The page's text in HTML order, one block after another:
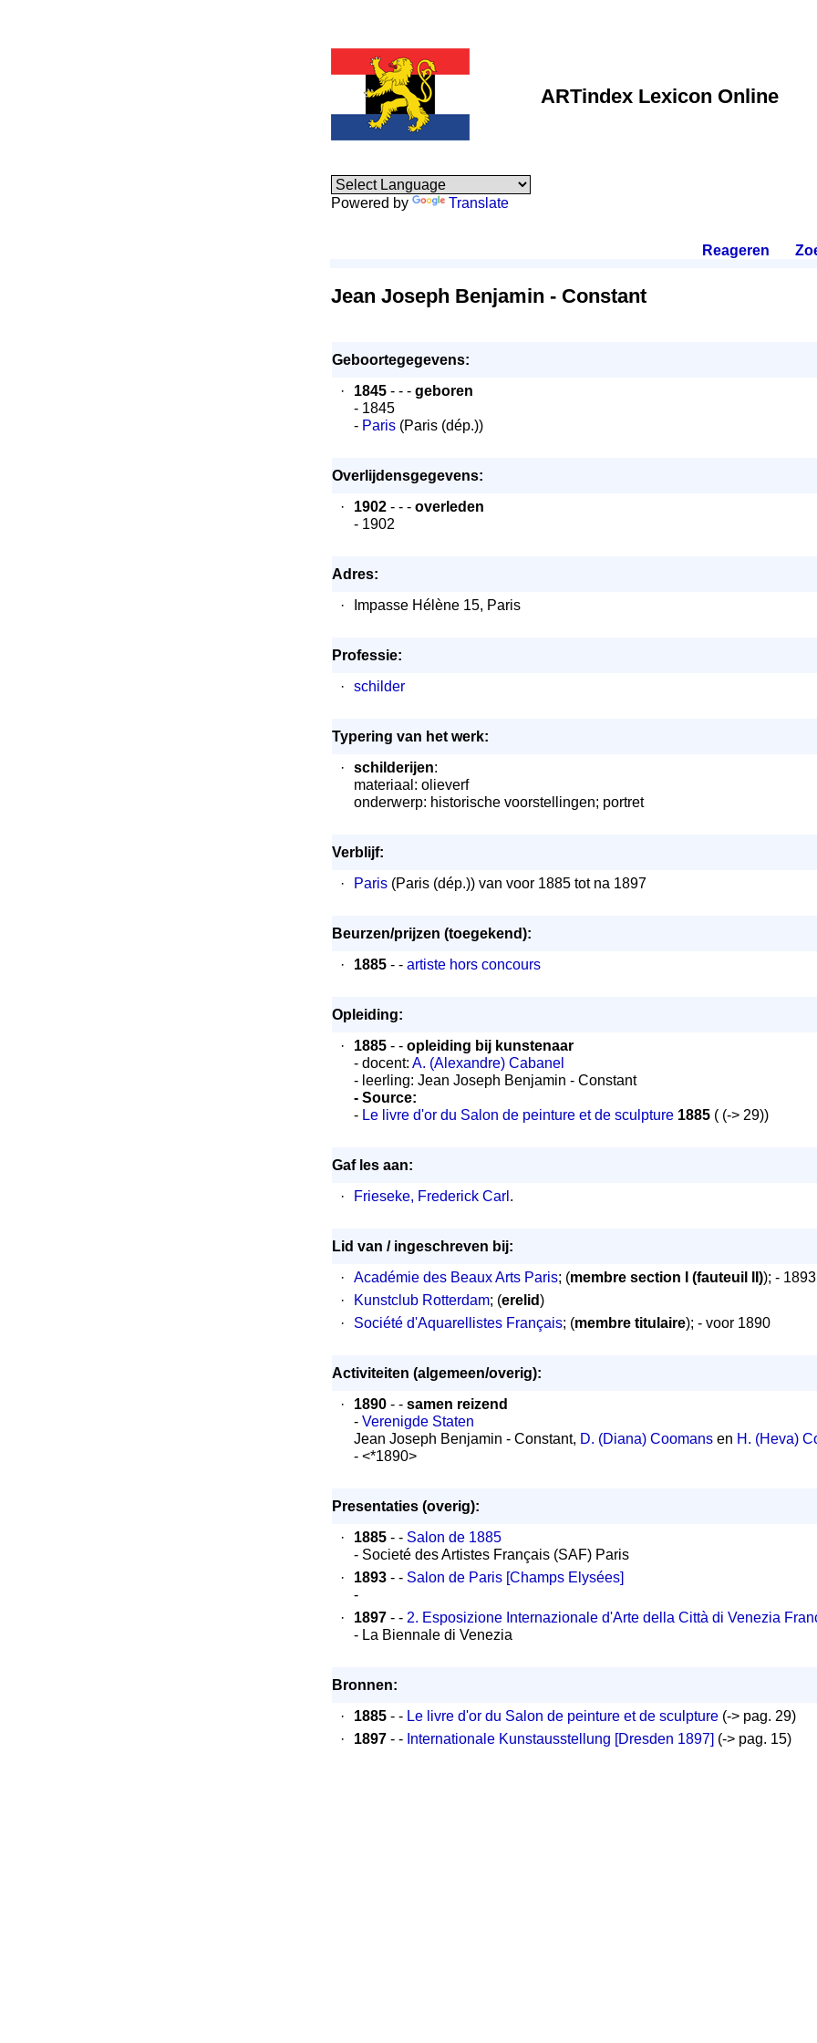
ARTindex Lexicon Online
Powered by Translate
Reageren
Jean Joseph Benjamin - Constant
Geboortegegevens:
·
1845- - - geboren
- 1845
- Paris(Paris (dép.))
Overlijdensgegevens:
·
1902- - - overleden
- 1902
Adres:
·
Impasse Hélène 15, Paris
Professie:
·
schilder
Typering van het werk:
·
schilderijen:
materiaal: olieverf
onderwerp: historische voorstellingen; portret
Verblijf:
·
Paris(Paris (dép.)) van voor 1885 tot na 1897
Beurzen/prijzen (toegekend):
·
1885- - artiste hors concours
Opleiding:
·
1885- - opleiding bij kunstenaar
- docent: A. (Alexandre) Cabanel
- leerling: Jean Joseph Benjamin - Constant
- Source:
- Le livre d'or du Salon de peinture et de sculpture 1885( (-> 29))
Gaf les aan:
·
Frieseke, Frederick Carl .
Lid van / ingeschreven bij:
·
Académie des Beaux Arts Paris; (membre section I (fauteuil II)); - 1893
·
Kunstclub Rotterdam; (erelid)
·
Société d'Aquarellistes Français; (membre titulaire); - voor 1890
Activiteiten (algemeen/overig):
·
1890- - samen reizend
- Verenigde Staten
Jean Joseph Benjamin - Constant, D. (Diana) Coomansen H. (Heva)
- <*1890>
Presentaties (overig):
·
1885- - Salon de 1885
- Societé des Artistes Français (SAF) Paris
·
1893- - Salon de Paris [Champs Elysées]
-
·
1897- - 2. Esposizione Internazionale d'Arte della Città di Venezia
- La Biennale di Venezia
Bronnen:
·
1885- - Le livre d'or du Salon de peinture et de sculpture(-> pag. 29)
·
1897- - Internationale Kunstausstellung [Dresden 1897] (-> pag. 15)